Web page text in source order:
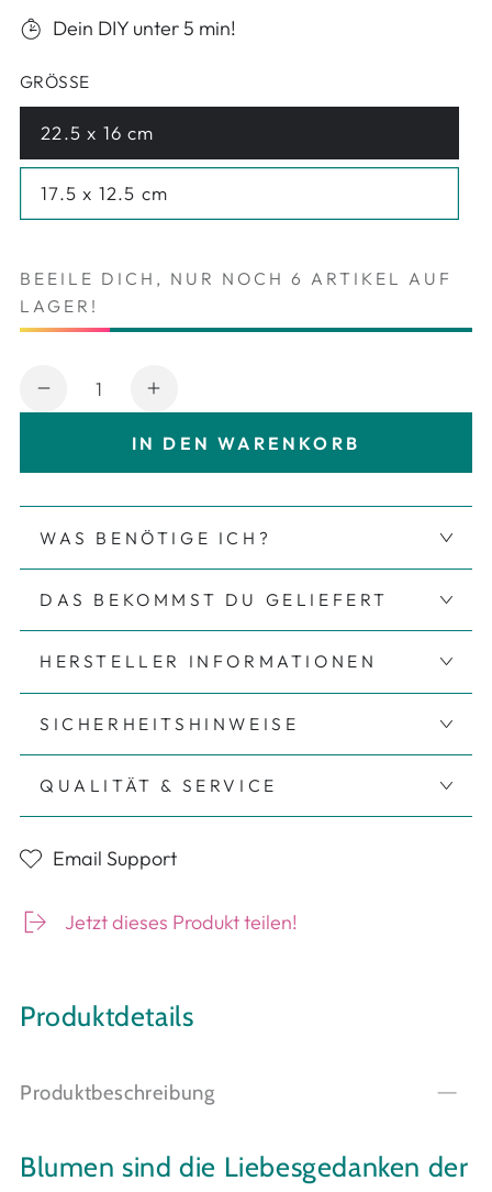
Dein DIY unter 5 min!
GRÖSSE
22.5 x 16 cm
Variante ausverkauft oder nicht verfügbar
17.5 x 12.5 cm
Variante ausverkauft oder nicht verfügbar
BEEILE DICH, NUR NOCH 6 ARTIKEL AUF
LAGER!
Verringere die Menge für Bügelbild
Erhöhe die Menge für
IN DEN WARENKORB
WAS BENÖTIGE ICH?
DAS BEKOMMST DU GELIEFERT
HERSTELLER INFORMATIONEN
SICHERHEITSHINWEISE
QUALITÄT & SERVICE
Email Support
Jetzt dieses Produkt teilen!
Produktdetails
Produktbeschreibung
Blumen sind die Liebesgedanken der